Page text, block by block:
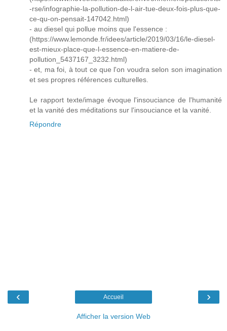
-rse/infographie-la-pollution-de-l-air-tue-deux-fois-plus-que-
ce-qu-on-pensait-147042.html)
- au diesel qui pollue moins que l'essence :
(https://www.lemonde.fr/idees/article/2019/03/16/le-diesel-
est-mieux-place-que-l-essence-en-matiere-de-
pollution_5437167_3232.html)
- et, ma foi, à tout ce que l'on voudra selon son imagination
et ses propres références culturelles.
Le rapport texte/image évoque l'insouciance de l'humanité
et la vanité des méditations sur l'insouciance et la vanité.
Répondre
‹ ›
Accueil
Afficher la version Web